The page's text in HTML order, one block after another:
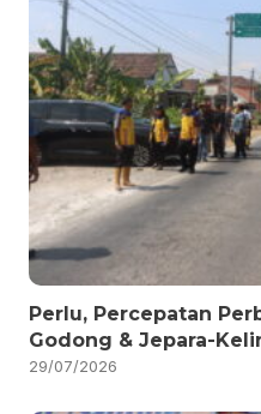
Perlu, Percepatan
Godong & Jepara-
29/07/2026